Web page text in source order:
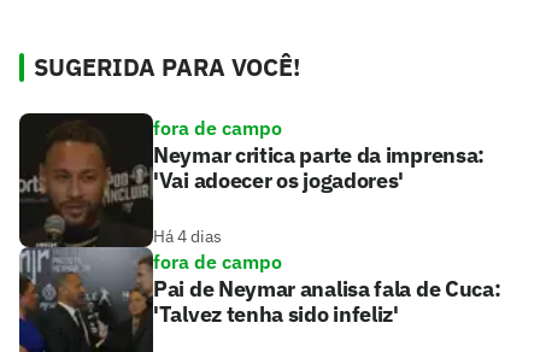
SUGERIDA PARA VOCÊ!
fora de campo
Neymar critica parte da imprensa:
'Vai adoecer os jogadores'
Há 4 dias
fora de campo
Pai de Neymar analisa fala de Cuca:
'Talvez tenha sido infeliz'